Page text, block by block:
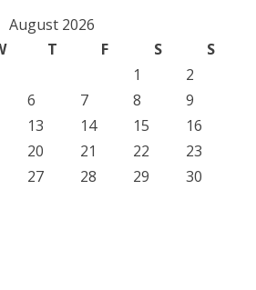
August 2026
T F S
S
1
2
6 7 8
9
13 14 15
16
20 21 22
23
27 28 29
30